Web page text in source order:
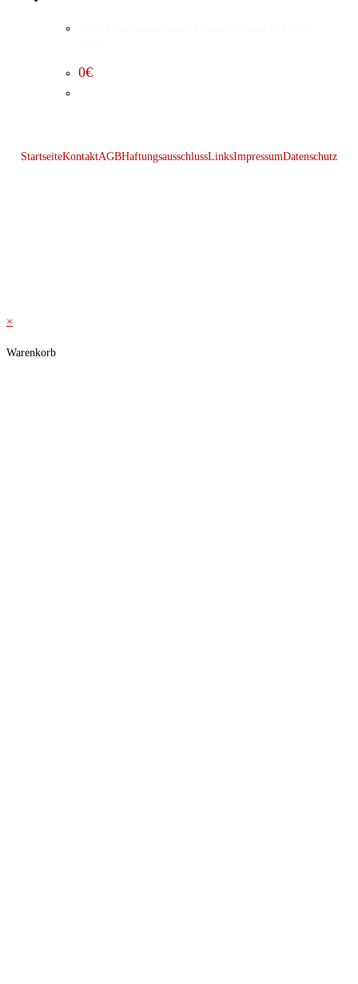
0€
StartseiteKontaktAGBHaftungsausschlussLinksImpressumDatenschutz
×
Warenkorb